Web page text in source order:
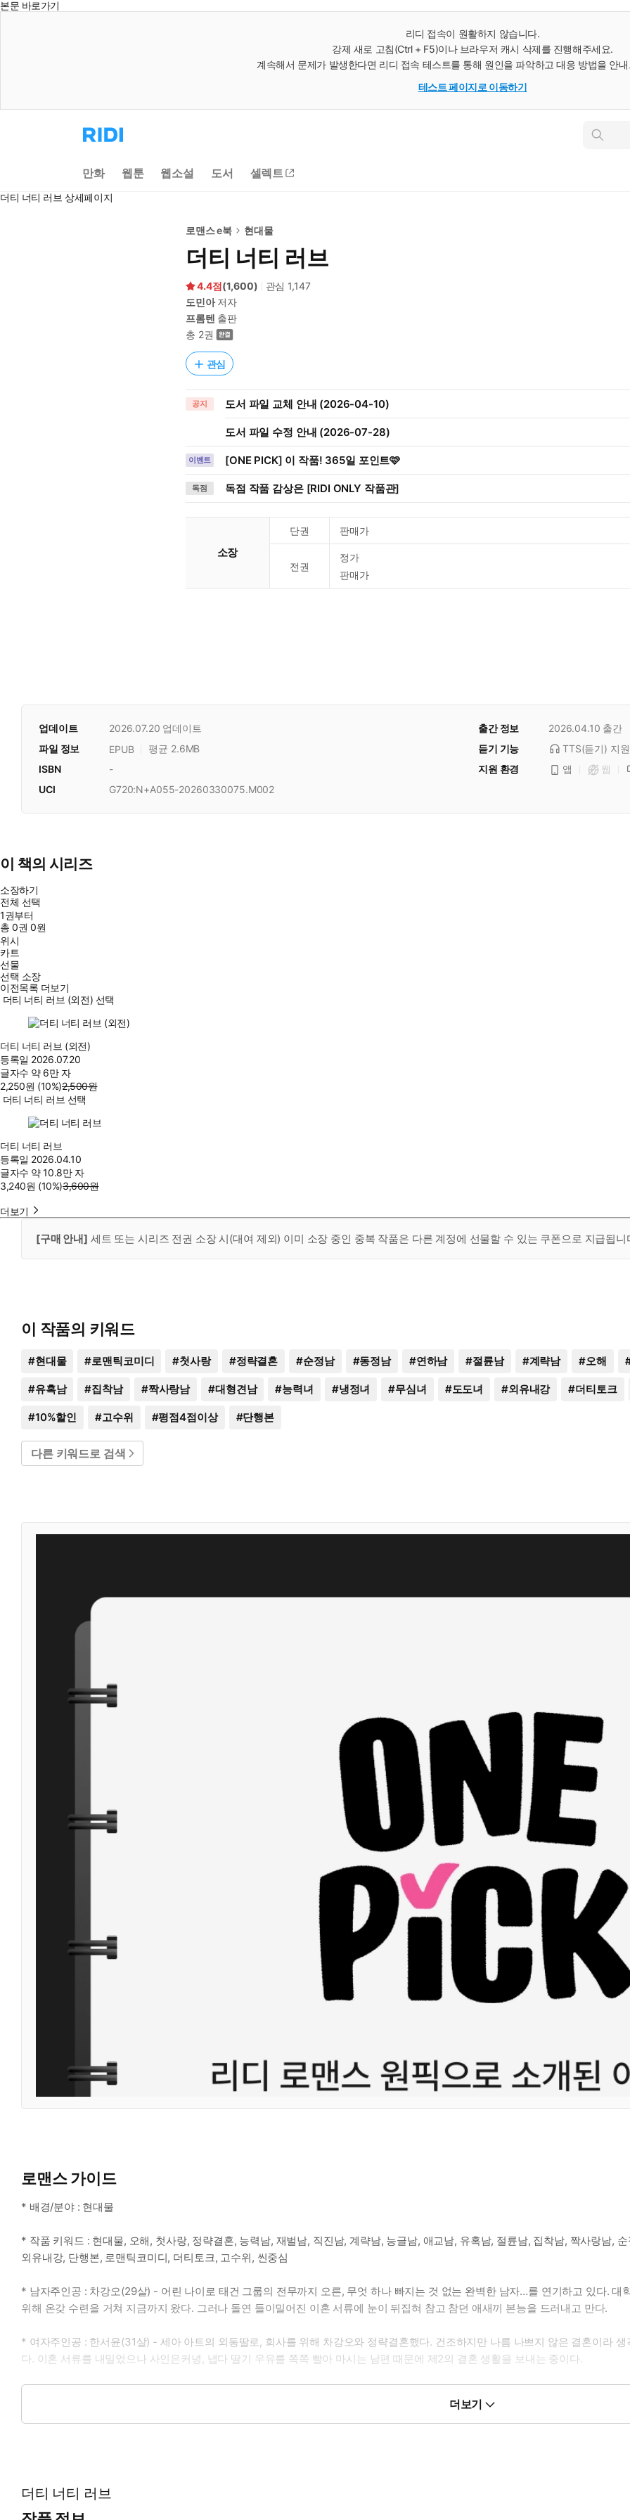
본문 바로가기
리디 접속이 원활하지 않습니다.
강제 새로 고침(Ctrl + F5)이나 브라우저 캐시 삭제를 진행해주세요.
계속해서 문제가 발생한다면 리디 접속 테스트를 통해 원인을 파악하고 대응 방법을 안
테스트 페이지로 이동하기
리
디
으
로
동
인
만화 웹툰 웹소설 도서 셀렉트
더티 너티 러브 상세페이지
로맨스 e북 현대물
더티 너티 러브
4.4 (1,600) 관심 1,147
도민아저자
프롬텐 출판
총 2권
관심
공지 도서 파일 교체 안내 (2026-04-10)
도서 파일 수정 안내 (2026-07-28)
이벤트 [ONE PICK] 이 작품! 365일 포인트🩷
독점 독점 작품 감상은 [RIDI ONLY 작품관]
소장
단권 판매가
전권
정가
판매가
업데이트 2026.07.20 업데이트 출간 정보 2026.04.10 출간
듣기 기능
TTS(듣기) 지원
파일 정보 EPUB
평균 2.6MB
지원 환경
앱 웹
ISBN
-
UCI
G720:N+A055-20260330075.M002
이 책의 시리즈
소장하기
전체 선택
1권부터
총0권 0원
위시
카트
선물
선택 소장
이전목록 더보기
더티 너티 러브 (외전) 선택
더티 너티 러브 (외전)
등록일 2026.07.20
글자수 약 6만 자
2,250원 (10%)2,500원
더티 너티 러브 선택
더티 너티 러브
등록일 2026.04.10
글자수 약 10.8만 자
3,240원 (10%)3,600원
더보기
[구매 안내] 세트 또는 시리즈 전권 소장 시(대여 제외) 이미 소장 중인 중복 작품은 다른 계정에 선물할 수 있는 쿠폰으로 지급됩니
이 작품의 키워드
#현대물 #로맨틱코미디 #첫사랑 #정략결혼 #순정남 #동정남 #연하남 #절륜남 #계략남 #오해
#유혹남 #집착남 #짝사랑남 #대형견남 #능력녀 #냉정녀 #무심녀 #도도녀 #외유내강 #더티토크
#10%할인 #고수위 #평점4점이상 #단행본
다른 키워드로 검색
로맨스 가이드
* 배경/분야 : 현대물
* 작품 키워드 : 현대물, 오해, 첫사랑, 정략결혼, 능력남, 재벌남, 직진남, 계략남, 능글남, 애교남, 유혹남, 절륜남, 집착남, 짝사랑남,
외유내강, 단행본, 로맨틱코미디, 더티토크, 고수위, 씬중심
* 남자주인공 : 차강오(29살) - 어린 나이로 태건 그룹의 전무까지 오른, 무엇 하나 빠지는 것 없는 완벽한 남자…를 연기하고 있다. 대
위해 온갖 수련을 거쳐 지금까지 왔다. 그러나 돌연 들이밀어진 이혼 서류에 눈이 뒤집혀 참고 참던 애새끼 본능을 드러내고 만다.
* 여자주인공 : 한서윤(31살) - 세아 아트의 외동딸로, 회사를 위해 차강오와 정략결혼했다. 건조하지만 나름 나쁘지 않은 결혼이라
다. 이혼 서류를 내밀었으나 사인은커녕, 냅다 딸기 우유를 쪽쪽 빨아 마시는 남편 때문에 제2의 결혼 생활을 보내는 중이다.
* 공감 글귀 : “아, 저질? 맞아. 나 맨날 한서윤 아래 빨아 젖힐 생각만 하는 변태 새낀데.”
더보기
더티 너티 러브